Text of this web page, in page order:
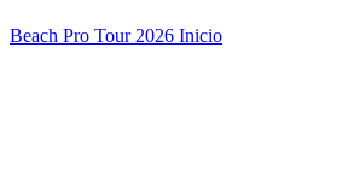
Beach Pro Tour 2026 Inicio